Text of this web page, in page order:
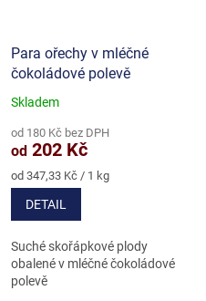
Para ořechy v mléčné
čokoládové polevě
Průměrné
produktu
je
4,8
z
hvězdiček.
Skladem
od 180 Kč bez DPH
od 202 Kč
Měrná
cena:
od 347,33 Kč / 1 kg
DETAIL
Suché skořápkové plody
obalené v mléčné čokoládové
polevě